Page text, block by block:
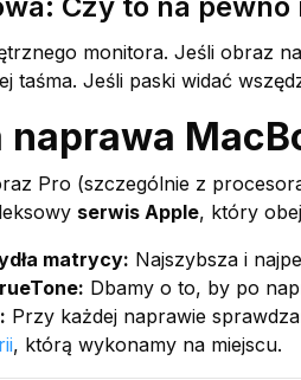
monitora. Jeśli obraz
taśma. Jeśli paski widać
naprawa
Pro (szczególnie z
serwis Apple, który
matrycy: Najszybsza i
Dbamy o to, by po
Przy każdej naprawie
, którą wykonamy na miejscu.